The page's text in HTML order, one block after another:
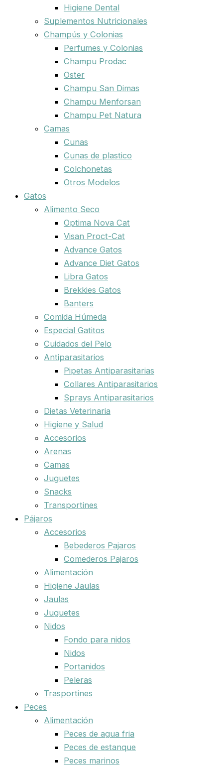
Higiene Dental
Suplementos Nutricionales
Champús y Colonias
Perfumes y Colonias
Champu Prodac
Oster
Champu San Dimas
Champu Menforsan
Champu Pet Natura
Camas
Cunas
Cunas de plastico
Colchonetas
Otros Modelos
Gatos
Alimento Seco
Optima Nova Cat
Visan Proct-Cat
Advance Gatos
Advance Diet Gatos
Libra Gatos
Brekkies Gatos
Banters
Comida Húmeda
Especial Gatitos
Cuidados del Pelo
Antiparasitarios
Pipetas Antiparasitarias
Collares Antiparasitarios
Sprays Antiparasitarios
Dietas Veterinaria
Higiene y Salud
Accesorios
Arenas
Camas
Juguetes
Snacks
Transportines
Pájaros
Accesorios
Bebederos Pajaros
Comederos Pajaros
Alimentación
Higiene Jaulas
Jaulas
Juguetes
Nidos
Fondo para nidos
Nidos
Portanidos
Peleras
Trasportines
Peces
Alimentación
Peces de agua fria
Peces de estanque
Peces marinos